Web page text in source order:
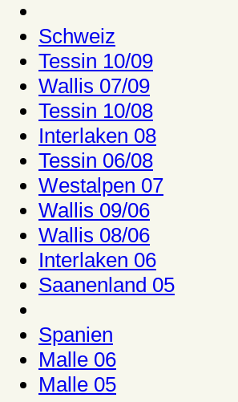
Schweiz
Tessin 10/09
Wallis 07/09
Tessin 10/08
Interlaken 08
Tessin 06/08
Westalpen 07
Wallis 09/06
Wallis 08/06
Interlaken 06
Saanenland 05
Spanien
Malle 06
Malle 05